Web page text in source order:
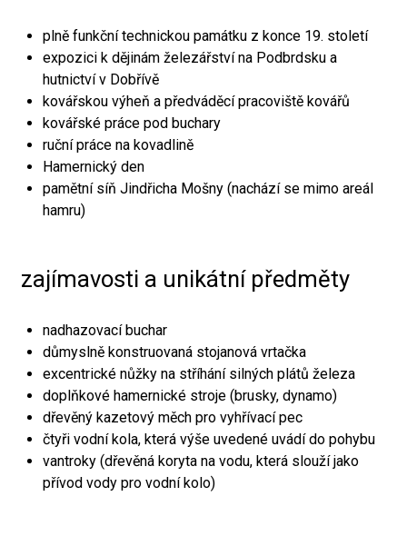
plně funkční technickou památku z konce 19. století
expozici k dějinám železářství na Podbrdsku a
hutnictví v Dobřívě
kovářskou výheň a předváděcí pracoviště kovářů
kovářské práce pod buchary
ruční práce na kovadlině
Hamernický den
pamětní síň Jindřicha Mošny (nachází se mimo areál
hamru)
zajímavosti a unikátní předměty
nadhazovací buchar
důmyslně konstruovaná stojanová vrtačka
excentrické nůžky na stříhání silných plátů železa
doplňkové hamernické stroje (brusky, dynamo)
dřevěný kazetový měch pro vyhřívací pec
čtyři vodní kola, která výše uvedené uvádí do pohybu
vantroky (dřevěná koryta na vodu, která slouží jako
přívod vody pro vodní kolo)